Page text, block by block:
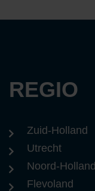
REGIO
Zuid-Holland
Utrecht
Noord-Holland
Flevoland